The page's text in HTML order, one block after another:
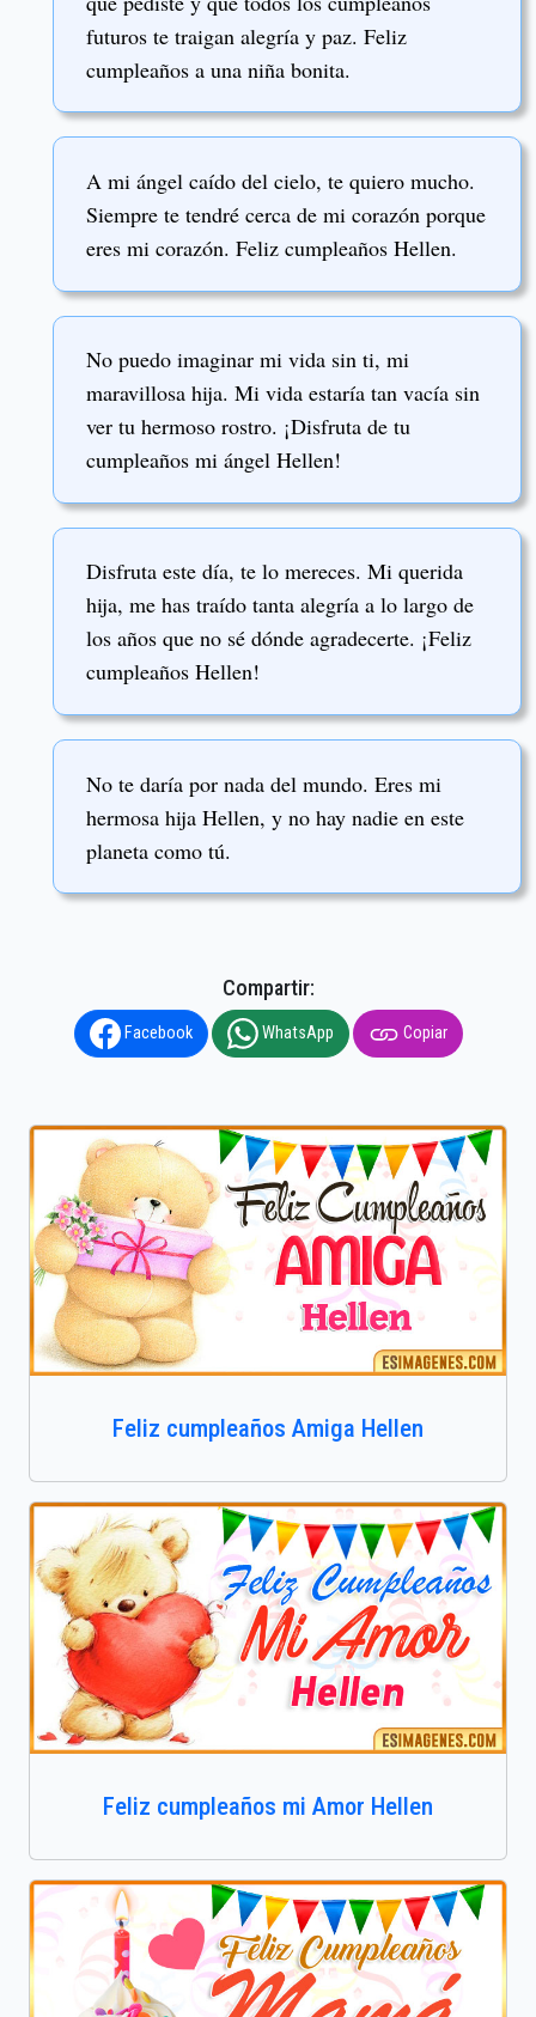
futuros te traigan alegría y paz. Feliz
cumpleaños a una niña bonita.
A mi ángel caído del cielo, te quiero mucho.
Siempre te tendré cerca de mi corazón porque
eres mi corazón. Feliz cumpleaños Hellen.
No puedo imaginar mi vida sin ti, mi
maravillosa hija. Mi vida estaría tan vacía sin
ver tu hermoso rostro. ¡Disfruta de tu
cumpleaños mi ángel Hellen!
Disfruta este día, te lo mereces. Mi querida
hija, me has traído tanta alegría a lo largo de
los años que no sé dónde agradecerte. ¡Feliz
cumpleaños Hellen!
No te daría por nada del mundo. Eres mi
hermosa hija Hellen, y no hay nadie en este
planeta como tú.
Compartir:
Facebook WhatsApp Copiar
Feliz cumpleaños Amiga Hellen
Feliz cumpleaños mi Amor Hellen